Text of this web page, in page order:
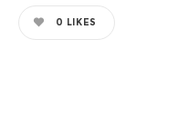
0 LIKES